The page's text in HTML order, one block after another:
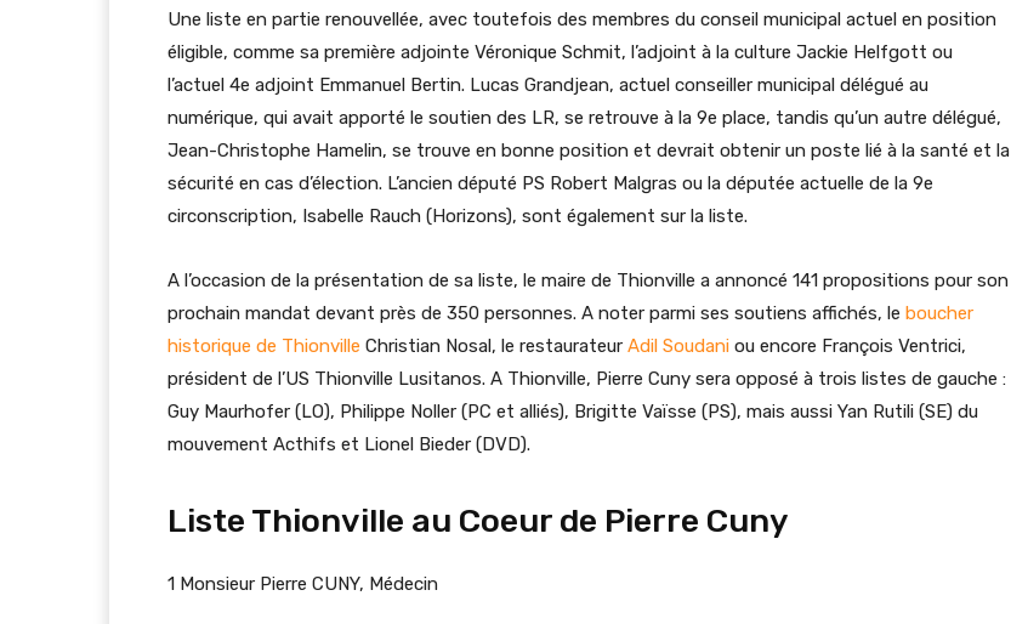
Une liste en partie renouvellée, avec toutefois des membres du conseil municipal actuel en position
éligible, comme sa première adjointe Véronique Schmit, l’adjoint à la culture Jackie Helfgott ou
l’actuel 4e adjoint Emmanuel Bertin. Lucas Grandjean, actuel conseiller municipal délégué au
numérique, qui avait apporté le soutien des LR, se retrouve à la 9e place, tandis qu’un autre délégué,
Jean-Christophe Hamelin, se trouve en bonne position et devrait obtenir un poste lié à la santé et la
sécurité en cas d’élection. L’ancien député PS Robert Malgras ou la députée actuelle de la 9e
circonscription, Isabelle Rauch (Horizons), sont également sur la liste.
A l’occasion de la présentation de sa liste, le maire de Thionville a annoncé 141 propositions pour son
prochain mandat devant près de 350 personnes. A noter parmi ses soutiens affichés, le boucher
historique de Thionville Christian Nosal, le restaurateur Adil Soudani ou encore François Ventrici,
président de l’US Thionville Lusitanos. A Thionville, Pierre Cuny sera opposé à trois listes de gauche :
Guy Maurhofer (LO), Philippe Noller (PC et alliés), Brigitte Vaïsse (PS), mais aussi Yan Rutili (SE) du
mouvement Acthifs et Lionel Bieder (DVD).
Liste Thionville au Coeur de Pierre Cuny
1 Monsieur Pierre CUNY, Médecin